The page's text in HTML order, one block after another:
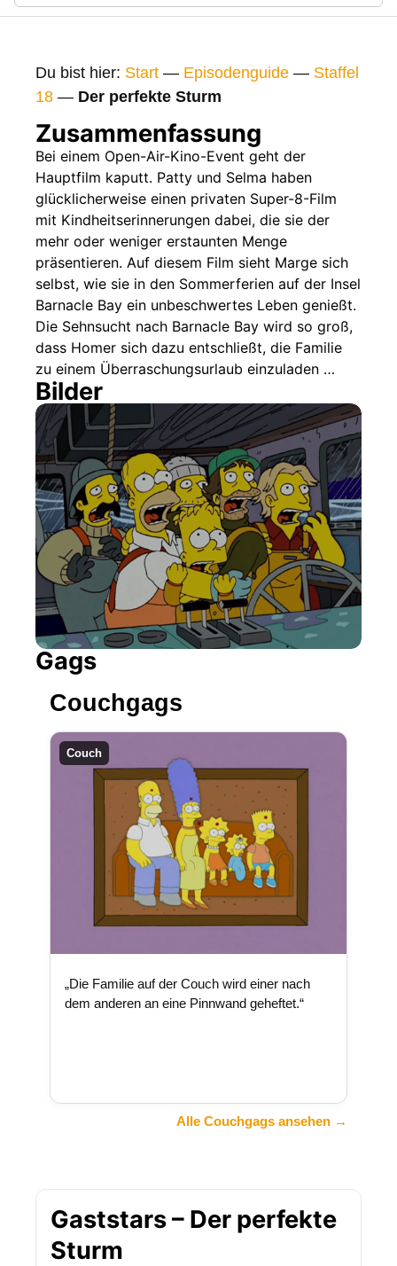
Zusammenfassung
Gags
Gaststars
Fakten
Sendetermine
Nächste / Vorherige Folge
Du bist hier: Start — Episodenguide — Staffel
18 — Der perfekte Sturm
Zusammenfassung
Bei einem Open-Air-Kino-Event geht der
Hauptfilm kaputt. Patty und Selma haben
glücklicherweise einen privaten Super-8-Film
mit Kindheitserinnerungen dabei, die sie der
mehr oder weniger erstaunten Menge
präsentieren. Auf diesem Film sieht Marge sich
selbst, wie sie in den Sommerferien auf der Insel
Barnacle Bay ein unbeschwertes Leben genießt.
Die Sehnsucht nach Barnacle Bay wird so groß,
dass Homer sich dazu entschließt, die Familie
zu einem Überraschungsurlaub einzuladen …
Bilder
Gags
Couchgags
Couch
„Die Familie auf der Couch wird einer nach
dem anderen an eine Pinnwand geheftet.“
Alle Couchgags ansehen →
Gaststars – Der perfekte
Sturm